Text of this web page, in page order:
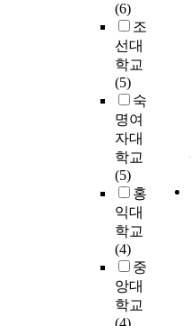
(6)
조
선대
학교
(5)
숙
명여
자대
학교
(5)
홍
익대
학교
(4)
중
앙대
학교